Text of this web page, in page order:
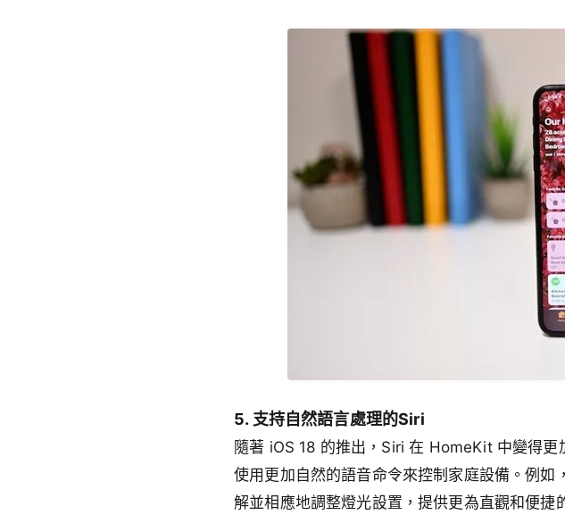
5. 支持自然語言處理的Siri
隨著 iOS 18 的推出，Siri 在 HomeKit 中變得
使用更加自然的語音命令來控制家庭設備。例如
解並相應地調整燈光設置，提供更為直觀和便捷